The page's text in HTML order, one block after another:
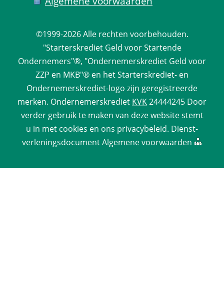
©1999-2026 Alle rechten voorbehouden.
"Starterskrediet Geld voor Startende
Ondernemers"®, "Ondernemerskrediet Geld voor
ZZP en MKB"® en het Starterskrediet- en
Ondernemerskrediet-logo zijn geregistreerde
merken. Ondernemerskrediet KVK 24444245 Door
verder gebruik te maken van deze website stemt
u in met cookies en ons privacy­beleid. Dienst­
verlenings­documentAlgemene voorwaarden